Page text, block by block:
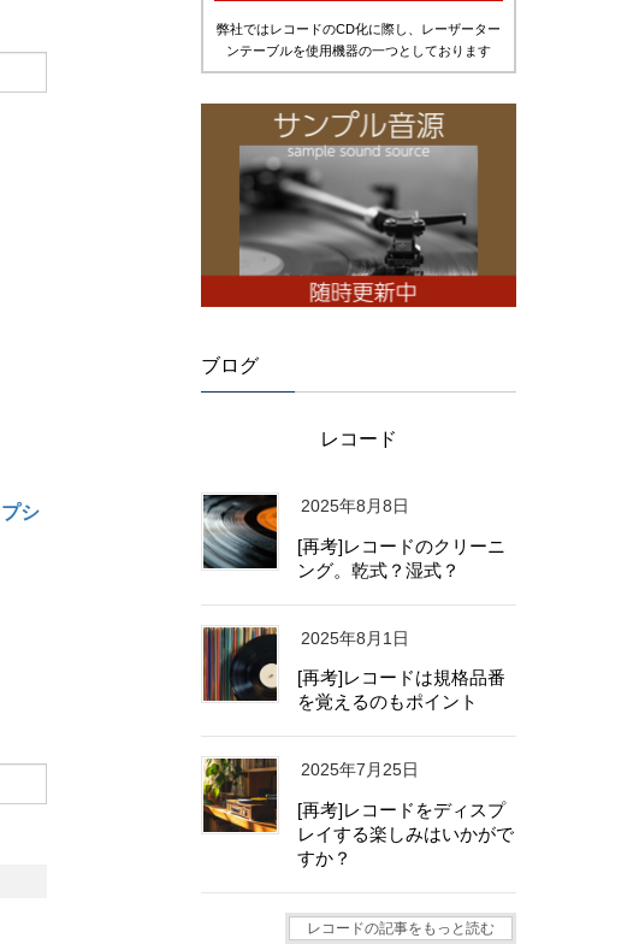
シ
弊社ではレコードのCD化に際し、レーザーター
ンテーブルを使用機器の一つとしております
ブログ
レコード
2025年8月8日
[再考]レコードのクリーニ
ング。乾式？湿式？
2025年8月1日
[再考]レコードは規格品番
を覚えるのもポイント
2025年7月25日
[再考]レコードをディスプ
レイする楽しみはいかがで
すか？
レコードの記事をもっと読む